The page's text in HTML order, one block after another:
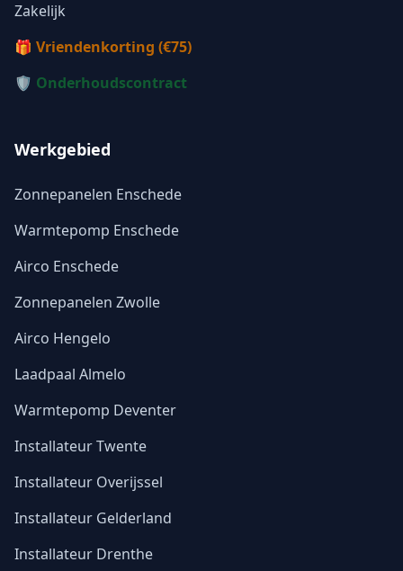
Zakelijk
🎁 Vriendenkorting (€75)
🛡️ Onderhoudscontract
Werkgebied
Zonnepanelen Enschede
Warmtepomp Enschede
Airco Enschede
Zonnepanelen Zwolle
Airco Hengelo
Laadpaal Almelo
Warmtepomp Deventer
Installateur Twente
Installateur Overijssel
Installateur Gelderland
Installateur Drenthe